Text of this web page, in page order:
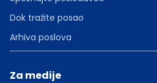
Dok tražite posao
Arhiva poslova
Za medije